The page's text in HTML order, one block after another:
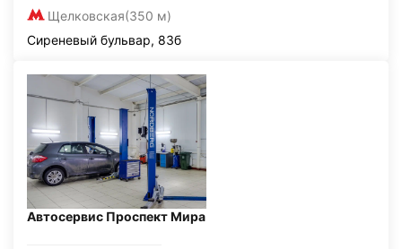
Щелковская(350 м)
Сиреневый бульвар, 83б
Автосервис Проспект Мира